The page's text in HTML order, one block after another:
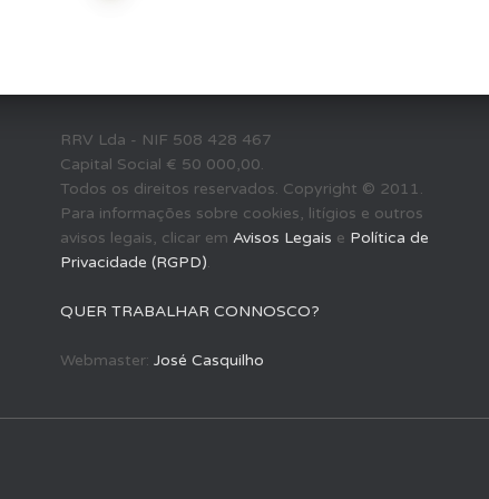
RRV Lda - NIF 508 428 467
Capital Social € 50 000,00.
Todos os direitos reservados. Copyright © 2011.
Para informações sobre cookies, litígios e outros
avisos legais, clicar em Avisos Legais e Política de
Privacidade (RGPD).
QUER TRABALHAR CONNOSCO?
Webmaster: José Casquilho